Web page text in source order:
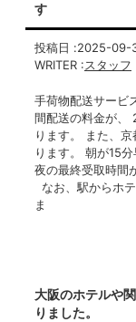
す
投稿日 :2025-09-
WRITER :スタッフ
手荷物配送サービ
間配送の料金が、
ります。 また、
ります。 朝が15
夜の最終受取時間
なお、駅からホ
ま
大阪のホテルや
りました。